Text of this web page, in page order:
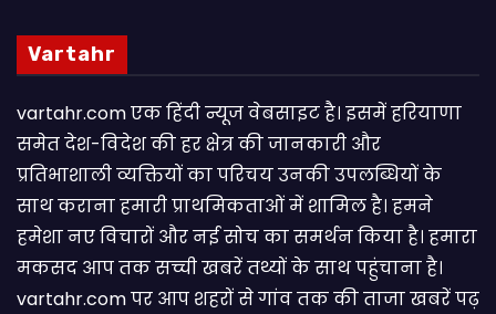
Vartahr
vartahr.com एक हिंदी न्यूज वेबसाइट है। इसमें हरियाणा
समेत देश-विदेश की हर क्षेत्र की जानकारी और
प्रतिभाशाली व्यक्तियों का परिचय उनकी उपलब्धियों के
साथ कराना हमारी प्राथमिकताओं में शामिल है। हमने
हमेशा नए विचारों और नई सोच का समर्थन किया है। हमारा
मकसद आप तक सच्ची खबरें तथ्यों के साथ पहुंचाना है।
vartahr.com पर आप शहरों से गांव तक की ताजा खबरें पढ़